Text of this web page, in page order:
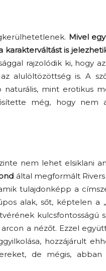
Mivel
is
rajzolódik ki, hogy
alulöltözöttség is. A
mint erotikus
még, hogy nem
nem lehet elsiklani
által megformált
tulajdonképp a
alak, sőt, képtelen a
kulcsfontosságú
a nézőt. Ezzel
hozzájárult
de mégis,
Az